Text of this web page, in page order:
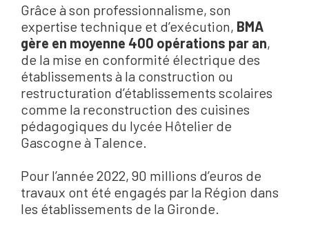
Grâce à son professionnalisme, son
expertise technique et d’exécution, BMA
gère en moyenne 400 opérations par an,
de la mise en conformité électrique des
établissements à la construction ou
restructuration d’établissements scolaires
comme la reconstruction des cuisines
pédagogiques du lycée Hôtelier de
Gascogne à Talence.
Pour l’année 2022, 90 millions d’euros de
travaux ont été engagés par la Région dans
les établissements de la Gironde.